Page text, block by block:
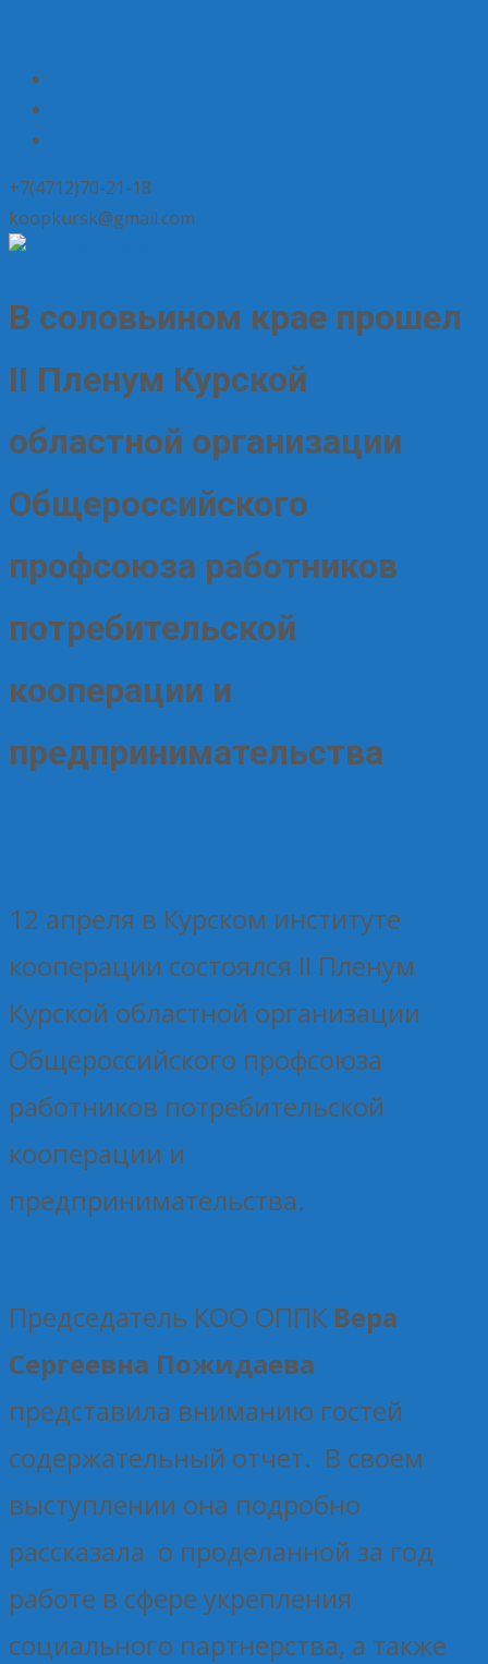
+7(4712)70-21-18
koopkursk@gmail.com
В соловьином крае прошел
II Пленум Курской
областной организации
Общероссийского
профсоюза работников
потребительской
кооперации и
предпринимательства
12 апреля в Курском институте
кооперации состоялся II Пленум
Курской областной организации
Общероссийского профсоюза
работников потребительской
кооперации и
предпринимательства.
Председатель КОО ОППК Вера
Сергеевна Пожидаева
представила вниманию гостей
содержательный отчет. В своем
выступлении она подробно
рассказала о проделанной за год
работе в сфере укрепления
социального партнерства, а также